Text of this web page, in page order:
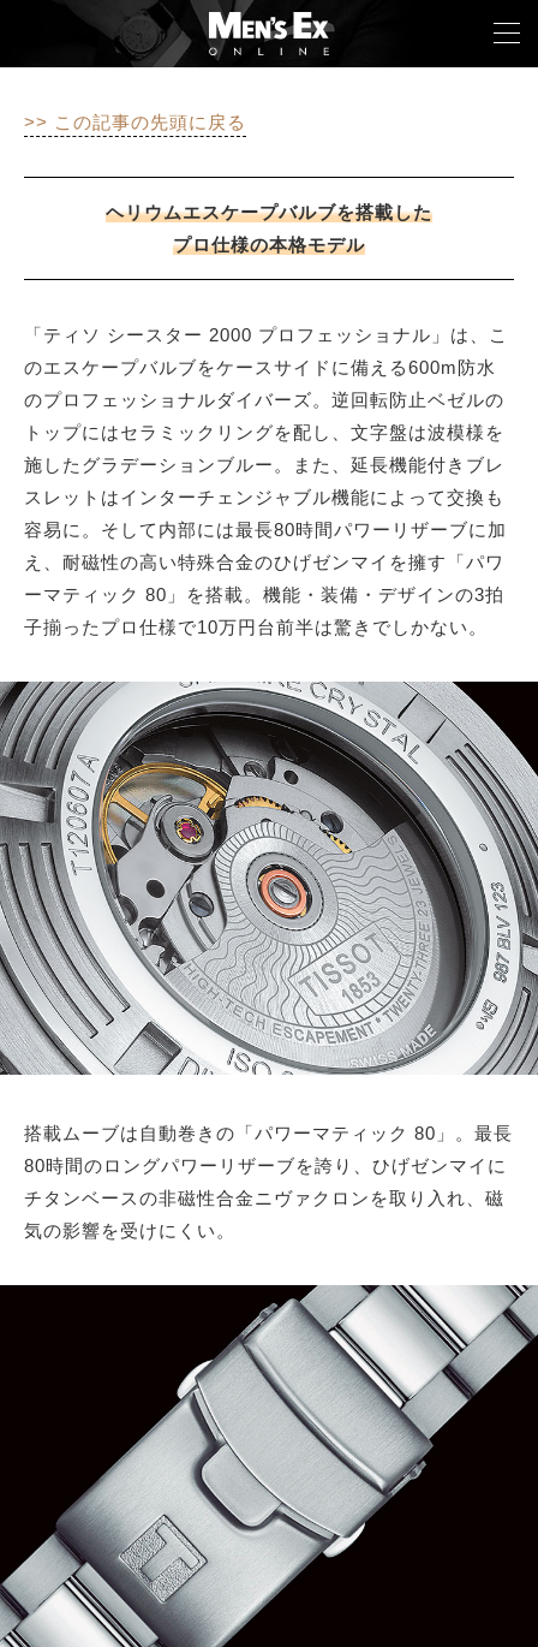
>> この記事の先頭に戻る
ヘリウムエスケープバルブを搭載した
プロ仕様の本格モデル
「ティソ シースター 2000 プロフェッショナル」は、こ
のエスケープバルブをケースサイドに備える600m防水
のプロフェッショナルダイバーズ。逆回転防止ベゼルの
トップにはセラミックリングを配し、文字盤は波模様を
施したグラデーションブルー。また、延長機能付きブレ
スレットはインターチェンジャブル機能によって交換も
容易に。そして内部には最長80時間パワーリザーブに加
え、耐磁性の高い特殊合金のひげゼンマイを擁す「パワ
ーマティック 80」を搭載。機能・装備・デザインの3拍
子揃ったプロ仕様で10万円台前半は驚きでしかない。
搭載ムーブは自動巻きの「パワーマティック 80」。最長
80時間のロングパワーリザーブを誇り、ひげゼンマイに
チタンベースの非磁性合金ニヴァクロンを取り入れ、磁
気の影響を受けにくい。
FASHION
LIFESTYLE
COLUMN
MAGAZINE
ABOUT SITE
サイトマップ